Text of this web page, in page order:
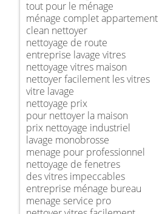
tout pour le ménage
ménage complet appartement
clean nettoyer
nettoyage de route
entreprise lavage vitres
nettoyage vitres maison
nettoyer facilement les vitres
vitre lavage
nettoyage prix
pour nettoyer la maison
prix nettoyage industriel
lavage monobrosse
menage pour professionnel
nettoyage de fenetres
des vitres impeccables
entreprise ménage bureau
menage service pro